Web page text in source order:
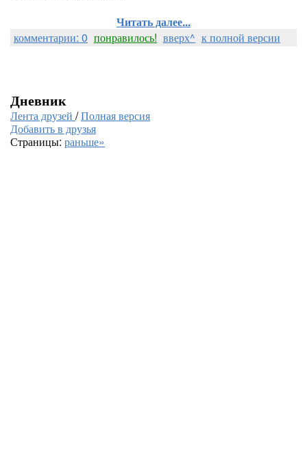
Читать далее...
комментарии: 0 понравилось! вверх^ к полной версии
Дневник
Лента друзей /Полная версия
Добавить в друзья
Страницы: раньше»